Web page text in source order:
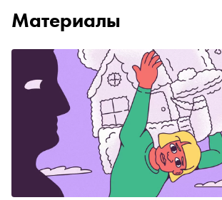
Материалы